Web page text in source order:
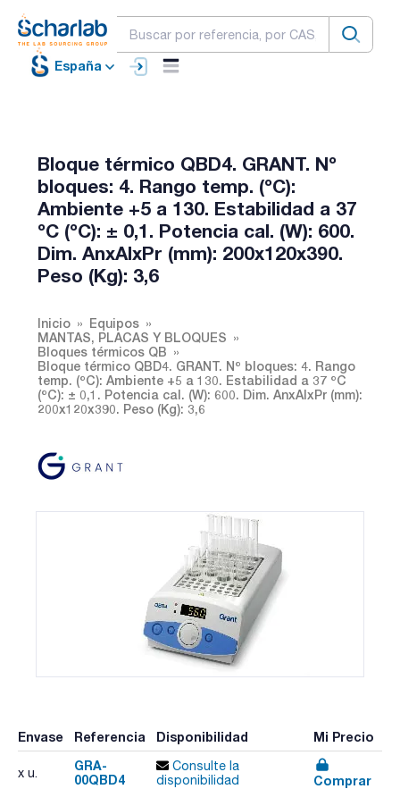
España
Bloque térmico QBD4. GRANT. Nº
bloques: 4. Rango temp. (ºC):
Ambiente +5 a 130. Estabilidad a 37
ºC (ºC): ± 0,1. Potencia cal. (W): 600.
Dim. AnxAlxPr (mm): 200x120x390.
Peso (Kg): 3,6
Inicio
Equipos
MANTAS, PLACAS Y BLOQUES
Bloques térmicos QB
Bloque térmico QBD4. GRANT. Nº bloques: 4. Rango
temp. (ºC): Ambiente +5 a 130. Estabilidad a 37 ºC
(ºC): ± 0,1. Potencia cal. (W): 600. Dim. AnxAlxPr (mm):
200x120x390. Peso (Kg): 3,6
Envase Referencia Disponibilidad Mi Precio
x u.
GRA-
00QBD4
Consulte la
disponibilidad
Comprar